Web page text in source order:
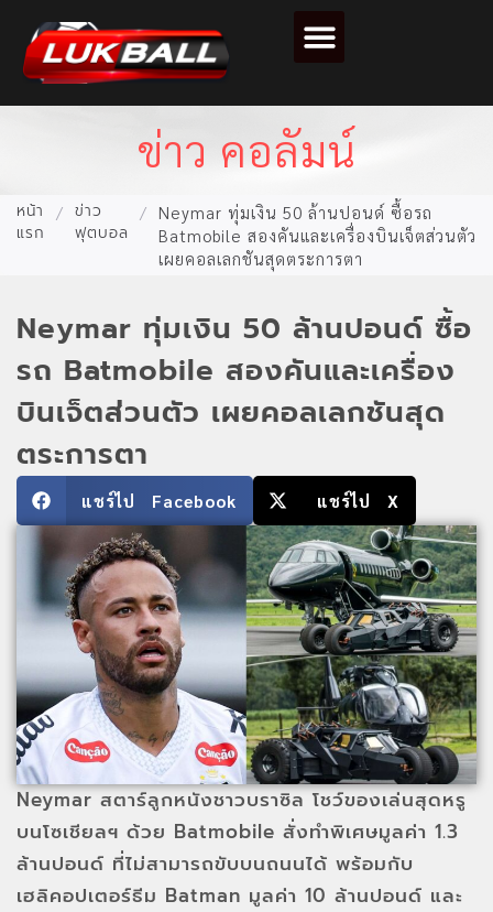
ข่าว คอลัมน์
หน้า
แรก
/ ข่าว
ฟุตบอล
/
Neymar ทุ่มเงิน 50 ล้านปอนด์ ซื้อรถ
Batmobile สองคันและเครื่องบินเจ็ตส่วนตัว
เผยคอลเลกชันสุดตระการตา
Neymar ทุ่มเงิน 50 ล้านปอนด์ ซื้อ
รถ Batmobile สองคันและเครื่อง
บินเจ็ตส่วนตัว เผยคอลเลกชันสุด
ตระการตา
แชร์ไป Facebook แชร์ไป X
Neymar สตาร์ลูกหนังชาวบราซิล โชว์ของเล่นสุดหรู
บนโซเชียลฯ ด้วย Batmobile สั่งทำพิเศษมูลค่า 1.3
ล้านปอนด์ ที่ไม่สามารถขับบนถนนได้ พร้อมกับ
เฮลิคอปเตอร์ธีม Batman มูลค่า 10 ล้านปอนด์ และ